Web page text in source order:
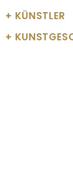
KÜNSTLER